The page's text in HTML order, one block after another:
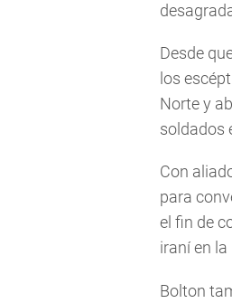
Desde
los
Norte y
soldados
Con
para
el fin de
iraní en la
Bolton